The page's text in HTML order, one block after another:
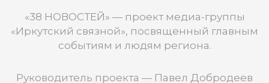
«38 НОВОСТЕЙ» — проект медиа-группы
«Иркутский связной», посвященный главным
событиям и людям региона.
Руководитель проекта — Павел Добродеев